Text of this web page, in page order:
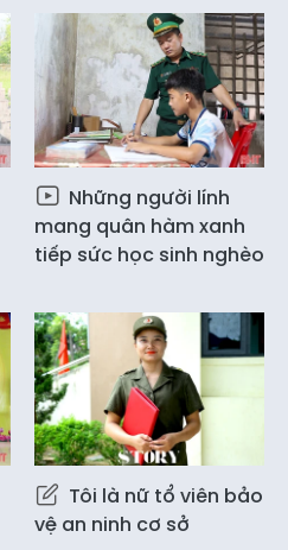
Những người lính
mang quân hàm xanh
tiếp sức học sinh nghèo
Tôi là nữ tổ viên bảo
vệ an ninh cơ sở